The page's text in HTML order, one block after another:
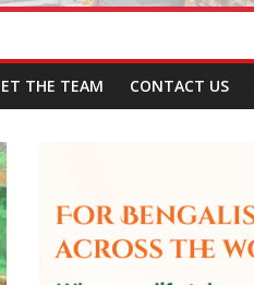
THE TEAM CONTACT US